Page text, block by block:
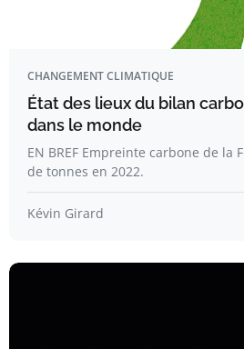
CHANGEMENT CLIMATIQUE
État des lieux du bilan
dans le monde
EN BREF Empreinte carbone de la
de tonnes en 2022.
Kévin Girard